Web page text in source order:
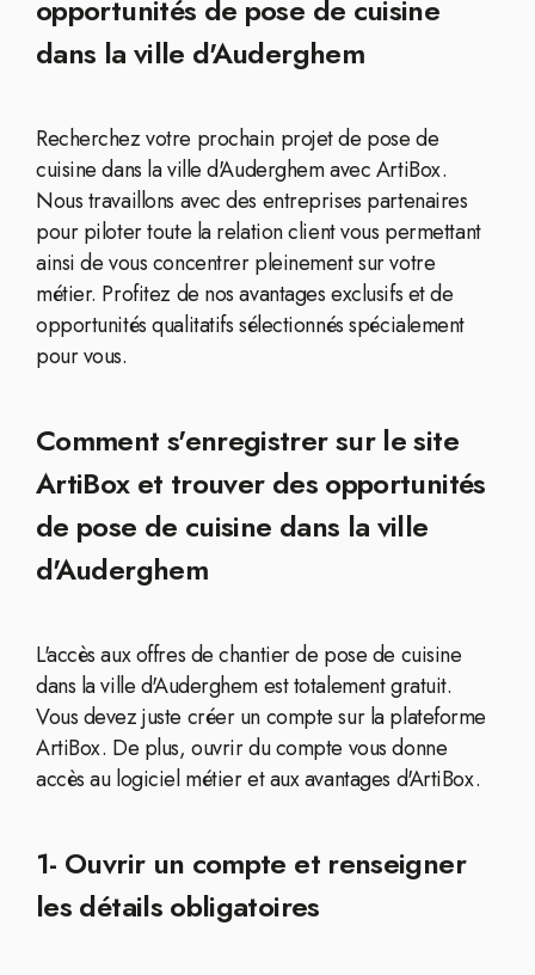
opportunités de pose de cuisine
dans la ville d'Auderghem
Recherchez votre prochain projet de pose de
cuisine dans la ville d'Auderghem avec ArtiBox.
Nous travaillons avec des entreprises partenaires
pour piloter toute la relation client vous permettant
ainsi de vous concentrer pleinement sur votre
métier. Profitez de nos avantages exclusifs et de
opportunités qualitatifs sélectionnés spécialement
pour vous.
Comment s'enregistrer sur le site
ArtiBox et trouver des opportunités
de pose de cuisine dans la ville
d'Auderghem
L'accès aux offres de chantier de pose de cuisine
dans la ville d'Auderghem est totalement gratuit.
Vous devez juste créer un compte sur la plateforme
ArtiBox. De plus, ouvrir du compte vous donne
accès au logiciel métier et aux avantages d'ArtiBox.
1- Ouvrir un compte et renseigner
les détails obligatoires